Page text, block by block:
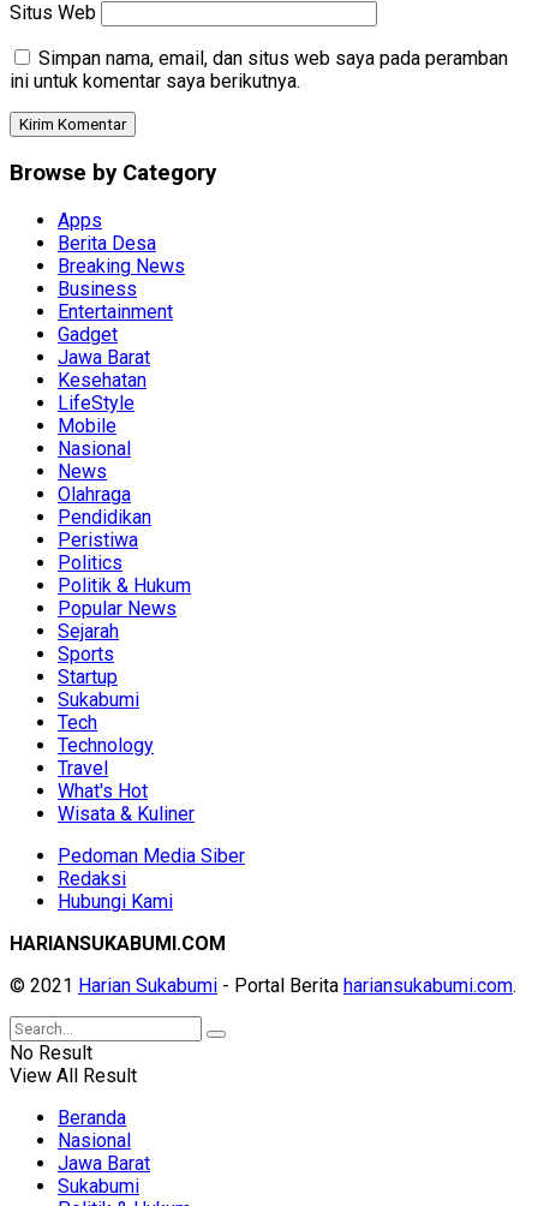
Situs Web
Simpan nama, email, dan situs web saya pada peramban
ini untuk komentar saya berikutnya.
Browse by Category
Apps
Berita Desa
Breaking News
Business
Entertainment
Gadget
Jawa Barat
Kesehatan
LifeStyle
Mobile
Nasional
News
Olahraga
Pendidikan
Peristiwa
Politics
Politik & Hukum
Popular News
Sejarah
Sports
Startup
Sukabumi
Tech
Technology
Travel
What's Hot
Wisata & Kuliner
Pedoman Media Siber
Redaksi
Hubungi Kami
HARIANSUKABUMI.COM
© 2021 Harian Sukabumi - Portal Berita hariansukabumi.com.
No Result
View All Result
Beranda
Nasional
Jawa Barat
Sukabumi